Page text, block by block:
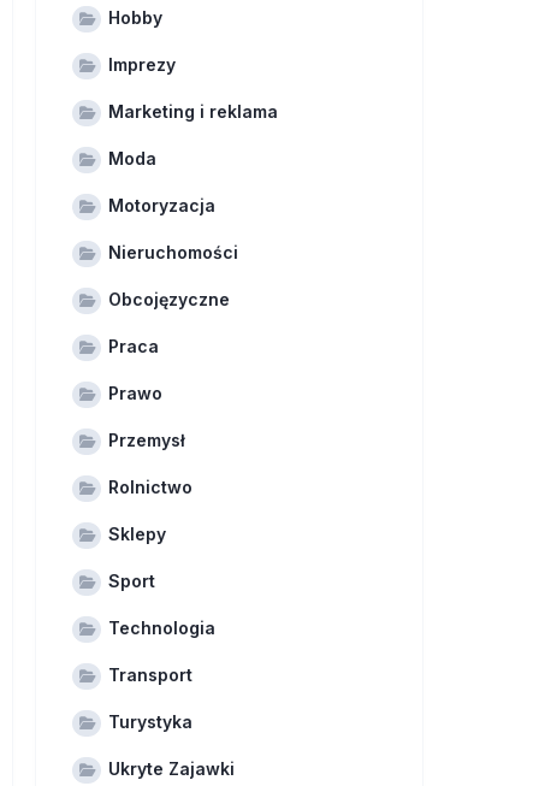
Hobby
Imprezy
Marketing i reklama
Moda
Motoryzacja
Nieruchomości
Obcojęzyczne
Praca
Prawo
Przemysł
Rolnictwo
Sklepy
Sport
Technologia
Transport
Turystyka
Ukryte Zajawki